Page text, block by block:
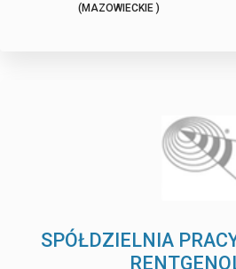
(MAZOWIECKIE )
SPÓŁDZIELNIA